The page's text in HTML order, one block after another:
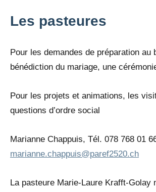
Les pasteures
Pour les demandes de préparation au
bénédiction du mariage, une
Pour les projets et animations, les
questions d’ordre social
Marianne Chappuis, Tél. 078 768 01
marianne.chappuis@paref2520.ch
La pasteure Marie-Laure Krafft-Golay